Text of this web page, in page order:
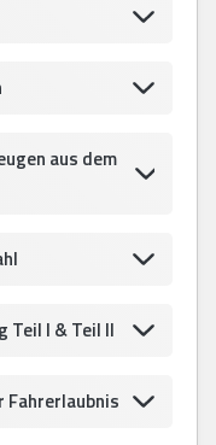
aus dem
Teil I & Teil II